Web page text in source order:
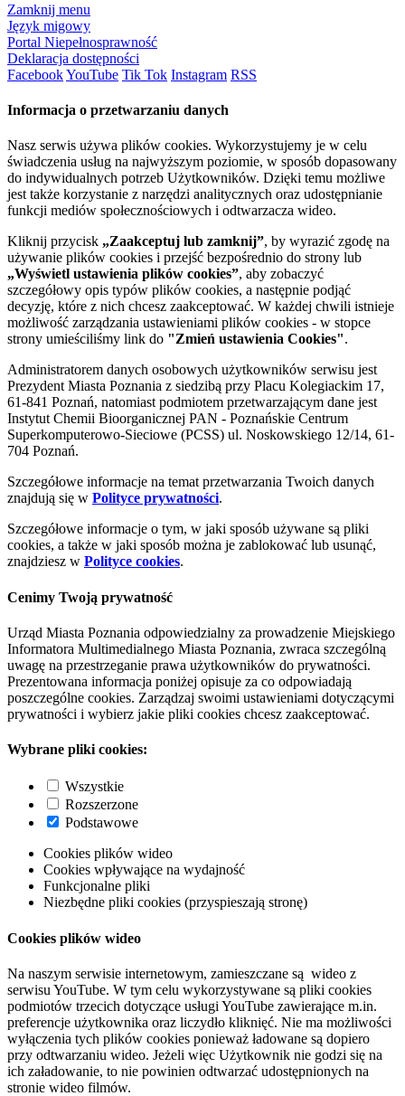
Zamknij menu
Język migowy
Portal Niepełnosprawność
Deklaracja dostępności
FacebookYouTube Tik Tok Instagram RSS
Informacja o przetwarzaniu danych
Nasz serwis używa plików cookies. Wykorzystujemy je w celu
świadczenia usług na najwyższym poziomie, w sposób dopasowany
do indywidualnych potrzeb Użytkowników. Dzięki temu możliwe
jest także korzystanie z narzędzi analitycznych oraz udostępnianie
funkcji mediów społecznościowych i odtwarzacza wideo.
Kliknij przycisk „Zaakceptuj lub zamknij”, by wyrazić zgodę na
używanie plików cookies i przejść bezpośrednio do strony lub
„Wyświetl ustawienia plików cookies”, aby zobaczyć
szczegółowy opis typów plików cookies, a następnie podjąć
decyzję, które z nich chcesz zaakceptować. W każdej chwili istnieje
możliwość zarządzania ustawieniami plików cookies - w stopce
strony umieściliśmy link do "Zmień ustawienia Cookies".
Administratorem danych osobowych użytkowników serwisu jest
Prezydent Miasta Poznania z siedzibą przy Placu Kolegiackim 17,
61-841 Poznań, natomiast podmiotem przetwarzającym dane jest
Instytut Chemii Bioorganicznej PAN - Poznańskie Centrum
Superkomputerowo-Sieciowe (PCSS) ul. Noskowskiego 12/14, 61-
704 Poznań.
Szczegółowe informacje na temat przetwarzania Twoich danych
znajdują się w Polityce prywatności.
Szczegółowe informacje o tym, w jaki sposób używane są pliki
cookies, a także w jaki sposób można je zablokować lub usunąć,
znajdziesz w Polityce cookies.
Cenimy Twoją prywatność
Urząd Miasta Poznania odpowiedzialny za prowadzenie Miejskiego
Informatora Multimedialnego Miasta Poznania, zwraca szczególną
uwagę na przestrzeganie prawa użytkowników do prywatności.
Prezentowana informacja poniżej opisuje za co odpowiadają
poszczególne cookies. Zarządzaj swoimi ustawieniami dotyczącymi
prywatności i wybierz jakie pliki cookies chcesz zaakceptować.
Wybrane pliki cookies:
Wszystkie
Rozszerzone
Podstawowe
Cookies plików wideo
Cookies wpływające na wydajność
Funkcjonalne pliki
Niezbędne pliki cookies (przyspieszają stronę)
Cookies plików wideo
Na naszym serwisie internetowym, zamieszczane są wideo z
serwisu YouTube. W tym celu wykorzystywane są pliki cookies
podmiotów trzecich dotyczące usługi YouTube zawierające m.in.
preferencje użytkownika oraz liczydło kliknięć. Nie ma możliwości
wyłączenia tych plików cookies ponieważ ładowane są dopiero
przy odtwarzaniu wideo. Jeżeli więc Użytkownik nie godzi się na
ich załadowanie, to nie powinien odtwarzać udostępnionych na
stronie wideo filmów.